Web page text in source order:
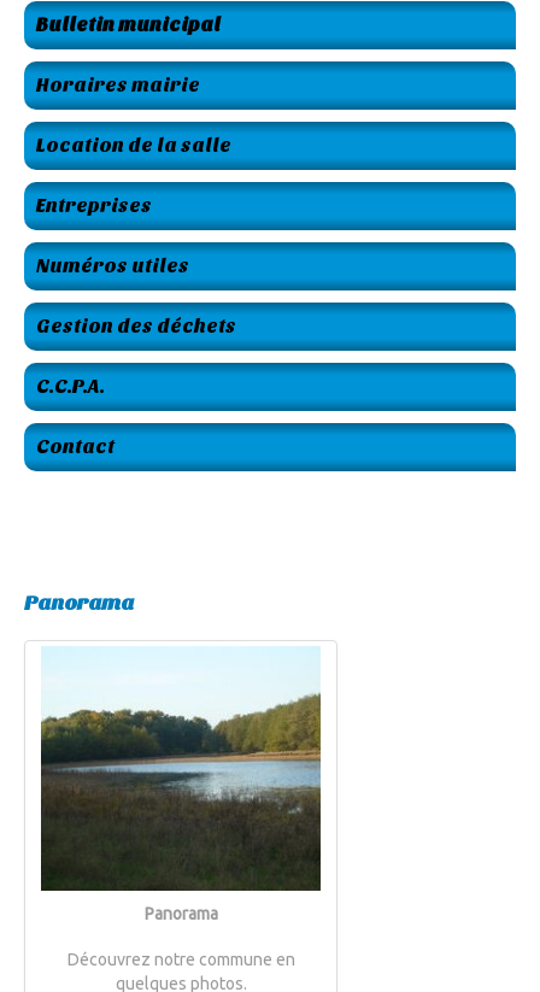
Bulletin municipal
Horaires mairie
Location de la salle
Entreprises
Numéros utiles
Gestion des déchets
C.C.P.A.
Contact
Panorama
Panorama
Découvrez notre commune en
quelques photos.